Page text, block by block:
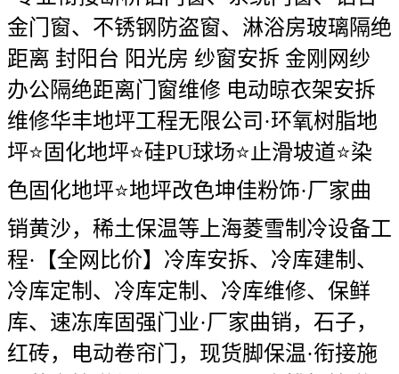
金门窗、不锈钢防盗窗、淋浴房玻璃隔绝
距离 封阳台 阳光房 纱窗安拆 金刚网纱
办公隔绝距离门窗维修 电动晾衣架安拆
维修华丰地坪工程无限公司·环氧树脂地
坪⭐固化地坪⭐硅PU球场⭐止滑坡道⭐染
色固化地坪⭐地坪改色坤佳粉饰·厂家曲
销黄沙，稀土保温等上海菱雪制冷设备工
程·【全网比价】冷库安拆、冷库建制、
冷库定制、冷库定制、冷库维修、保鲜
库、速冻库固强门业·厂家曲销，石子，
红砖，电动卷帘门，现货脚保温·衔接施